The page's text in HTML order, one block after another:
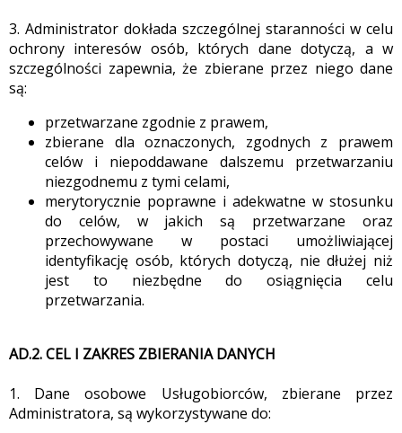
3. Administrator dokłada szczególnej staranności w celu
ochrony interesów osób, których dane dotyczą, a w
szczególności zapewnia, że zbierane przez niego dane
są:
przetwarzane zgodnie z prawem,
zbierane dla oznaczonych, zgodnych z prawem
celów i niepoddawane dalszemu przetwarzaniu
niezgodnemu z tymi celami,
merytorycznie poprawne i adekwatne w stosunku
do celów, w jakich są przetwarzane oraz
przechowywane w postaci umożliwiającej
identyfikację osób, których dotyczą, nie dłużej niż
jest to niezbędne do osiągnięcia celu
przetwarzania.
AD.2. CEL I ZAKRES ZBIERANIA DANYCH
1. Dane osobowe Usługobiorców, zbierane przez
Administratora, są wykorzystywane do: